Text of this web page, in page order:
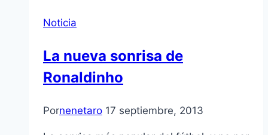
Noticia
La nueva sonrisa de
Ronaldinho
Pornenetaro 17 septiembre, 2013